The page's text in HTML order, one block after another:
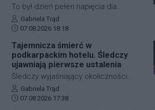
To był dzień pełen napięcia dla
funkcjonariuszy z powiatu niżańskiego.
W ciągu zaledwie kilkunastu godzin
służby ratunkowe musiały
przeprowadzić dwie niezależne,
intensywne akcje poszukiwawcze. W
obu przypadkach chodziło o ludzkie
życie, a kluczową rolę odegrał czas.
Dzięki błyskawicznej mobilizacji policji,
Autor artykułu:
Gabriela Trąd
Data dodania artykułu:
07.08.2026 18:18
Tajemnicza śmierć w
podkarpackim hotelu. Śledczy
ujawniają pierwsze ustalenia
Śledczy wyjaśniający okoliczności
tragicznego zdarzenia na terenie
jednego z sanockich hoteli dysponują
Autor artykułu:
Gabriela Trąd
Data dodania artykułu:
07.08.2026 17:38